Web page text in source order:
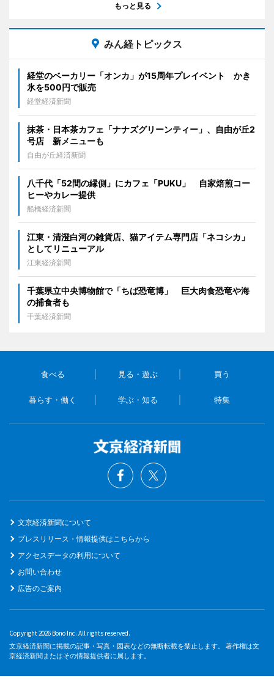
もっと見る
みん経トピックス
経堂のベーカリー「オンカ」が15周年プレイベント かき
氷を500円で販売
経堂経済新聞
抹茶・日本茶カフェ「ナナズグリーンティー」、自由が丘2
号店 新メニューも
自由が丘経済新聞
八千代「52間の縁側」にカフェ「PUKU」 自家焙煎コー
ヒーやカレー提供
船橋経済新聞
江東・清澄白河の雑貨店、猫アイテム専門店「ネコシカ」
としてリニューアル
江東経済新聞
千葉県立中央博物館で「ちば恐竜博」 巨大肉食恐竜や海
の捕食者も
千葉経済新聞
食べる 見る・遊ぶ 買う
暮らす・働く 学ぶ・知る 特集
文京経済新聞について
プレスリリース・情報提供はこちらから
アクセスデータの利用について
お問い合わせ
広告のご案内
Copyright 2026 Bono Inc. All rights reserved.
文京経済新聞に掲載の記事・写真・図表などの無断転載を禁止します。 著作権は文
京経済新聞またはその情報提供者に属します。